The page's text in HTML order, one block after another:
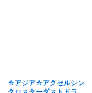
☆アジア☆アクセルシン